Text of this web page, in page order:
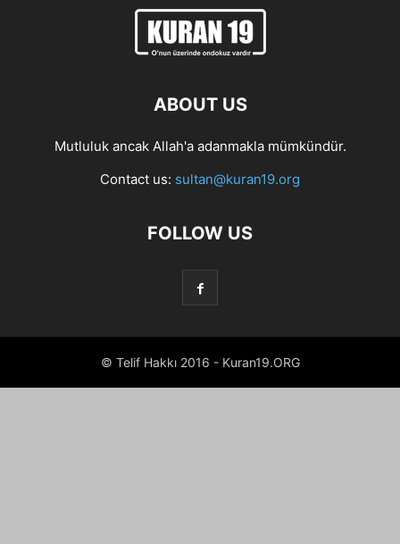
ABOUT US
Mutluluk ancak Allah'a adanmakla mümkündür.
Contact us: sultan@kuran19.org
FOLLOW US
© Telif Hakkı 2016 - Kuran19.ORG